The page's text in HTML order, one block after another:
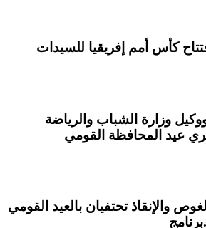
كأس أمم إفريقيا للسيدات
وزارة الشباب والرياضة
عيد المحافظة القومي
والإنقاذ تحتفيان بالعيد القومي